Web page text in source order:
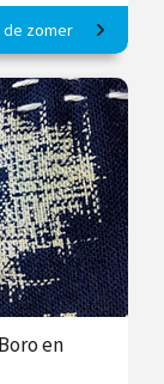
acrylverf, inkt,
vanaf 10
aug.
de zomer
en